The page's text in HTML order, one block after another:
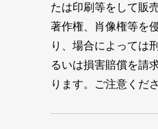
たは印刷等をして販
著作権、肖像権等を
り、場合によっては
るいは損害賠償を請
ります。ご注意くださ